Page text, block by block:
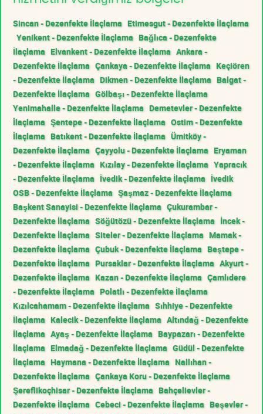
Sincan - Dezenfekte İlaçlama Etimesgut - Dezenfekte İlaçlama
Yenikent - Dezenfekte İlaçlama Bağlıca - Dezenfekte
İlaçlama Elvankent - Dezenfekte İlaçlama Ankara -
Dezenfekte İlaçlama Çankaya - Dezenfekte İlaçlama Keçiören
- Dezenfekte İlaçlama Dikmen - Dezenfekte İlaçlama Balgat -
Dezenfekte İlaçlama Gölbaşı - Dezenfekte İlaçlama
Yenimahalle - Dezenfekte İlaçlama Demetevler - Dezenfekte
İlaçlama Şentepe - Dezenfekte İlaçlama Ostim - Dezenfekte
İlaçlama Batıkent - Dezenfekte İlaçlama Ümitköy -
Dezenfekte İlaçlama Çayyolu - Dezenfekte İlaçlama Eryaman
- Dezenfekte İlaçlama Kızılay - Dezenfekte İlaçlama Yapracık
- Dezenfekte İlaçlama İvedik - Dezenfekte İlaçlama İvedik
OSB - Dezenfekte İlaçlama Şaşmaz - Dezenfekte İlaçlama
Başkent Sanayisi - Dezenfekte İlaçlama Çukurambar -
Dezenfekte İlaçlama Söğütözü - Dezenfekte İlaçlama İncek -
Dezenfekte İlaçlama Siteler - Dezenfekte İlaçlama Mamak -
Dezenfekte İlaçlama Çubuk - Dezenfekte İlaçlama Beştepe -
Dezenfekte İlaçlama Pursaklar - Dezenfekte İlaçlama Akyurt -
Dezenfekte İlaçlama Kazan - Dezenfekte İlaçlama Çamlıdere
- Dezenfekte İlaçlama Polatlı - Dezenfekte İlaçlama
Kızılcahamam - Dezenfekte İlaçlama Sıhhiye - Dezenfekte
İlaçlama Kalecik - Dezenfekte İlaçlama Altındağ - Dezenfekte
İlaçlama Ayaş - Dezenfekte İlaçlama Baypazarı - Dezenfekte
İlaçlama Elmadağ - Dezenfekte İlaçlama Güdül - Dezenfekte
İlaçlama Haymana - Dezenfekte İlaçlama Nallıhan -
Dezenfekte İlaçlama Çankaya Koru - Dezenfekte İlaçlama
Şereflikoçhisar - Dezenfekte İlaçlama Bahçelievler -
Dezenfekte İlaçlama Cebeci - Dezenfekte İlaçlama Beşevler -